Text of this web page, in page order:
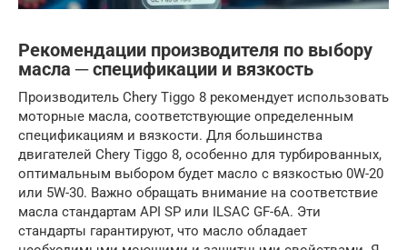
Рекомендации производителя по выбору
масла ─ спецификации и вязкость
Производитель Chery Tiggo 8 рекомендует использовать
моторные масла, соответствующие определенным
спецификациям и вязкости. Для большинства
двигателей Chery Tiggo 8, особенно для турбированных,
оптимальным выбором будет масло с вязкостью 0W-20
или 5W-30. Важно обращать внимание на соответствие
масла стандартам API SP или ILSAC GF-6A. Эти
стандарты гарантируют, что масло обладает